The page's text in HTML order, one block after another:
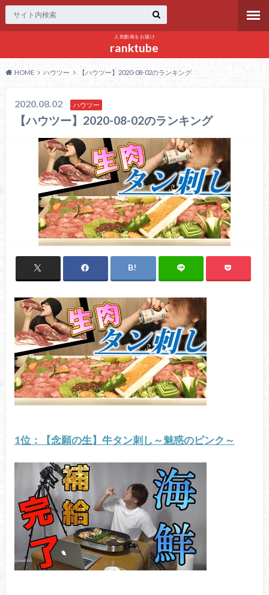
人気動画をお届け
ranktube
HOME ハウツー 【ハウツー】2020-08-02のランキング
2020.08.02 ハウツー
【ハウツー】2020-08-02のランキング
1位：【念願の生】牛タン刺し～魅惑のピンク～